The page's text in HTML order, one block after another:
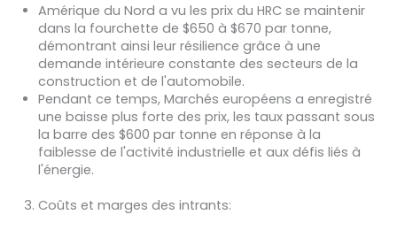
Amérique du Nord a vu les prix du HRC se maintenir
dans la fourchette de $650 à $670 par tonne,
démontrant ainsi leur résilience grâce à une
demande intérieure constante des secteurs de la
construction et de l'automobile.
Pendant ce temps, Marchés européens a enregistré
une baisse plus forte des prix, les taux passant sous
la barre des $600 par tonne en réponse à la
faiblesse de l'activité industrielle et aux défis liés à
l'énergie.
Coûts et marges des intrants: